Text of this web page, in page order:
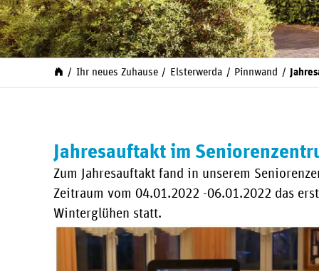
Ihr neues Zuhause Elsterwerda Pinnwand
Jahresauftakt im
Zum Jahresauftakt fand in unserem
Zeitraum vom 04.01.2022 -06.01.2022 das
Winterglühen statt.